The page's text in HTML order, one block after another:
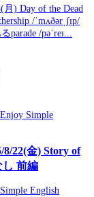
月) Day of the Dead
/ˈmʌðərˌʃɪp/
parade /pəˈreɪ...
Enjoy Simple
8/22(金) Story of
し 前編
English